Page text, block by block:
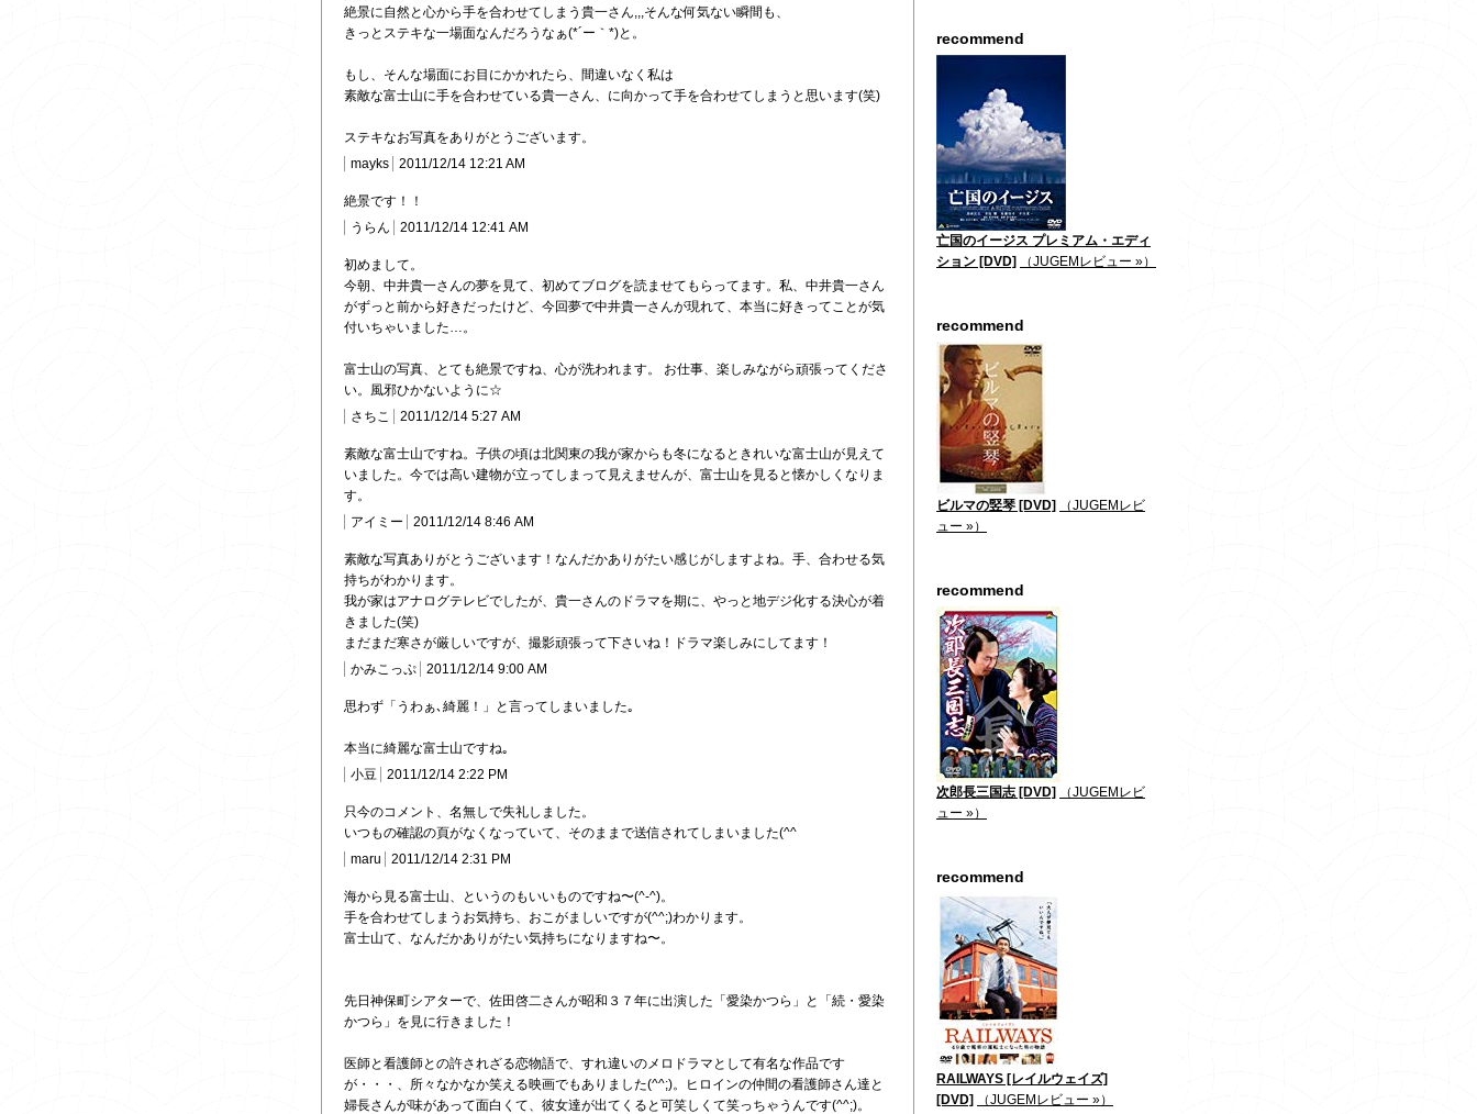
絶景に自然と心から手を合わせてしまう貴一さん,,,そんな何気ない瞬間も、
きっとステキな一場面なんだろうなぁ(*´ー｀*)と。
もし、そんな場面にお目にかかれたら、間違いなく私は
素敵な富士山に手を合わせている貴一さん、に向かって手を合わせてしまうと思います(笑)
ステキなお写真をありがとうございます。
mayks
2011/12/14 12:21 AM
絶景です！！
うらん
2011/12/14 12:41 AM
初めまして。
今朝、中井貴一さんの夢を見て、初めてブログを読ませてもらってます。私、中井貴一さん
がずっと前から好きだったけど、今回夢で中井貴一さんが現れて、本当に好きってことが気
付いちゃいました…。
富士山の写真、とても絶景ですね、心が洗われます。 お仕事、楽しみながら頑張ってくださ
い。風邪ひかないように☆
さちこ
2011/12/14 5:27 AM
素敵な富士山ですね。子供の頃は北関東の我が家からも冬になるときれいな富士山が見えて
いました。今では高い建物が立ってしまって見えませんが、富士山を見ると懐かしくなりま
す。
アイミー
2011/12/14 8:46 AM
素敵な写真ありがとうございます！なんだかありがたい感じがしますよね。手、合わせる気
持ちがわかります。
我が家はアナログテレビでしたが、貴一さんのドラマを期に、やっと地デジ化する決心が着
きました(笑)
まだまだ寒さが厳しいですが、撮影頑張って下さいね！ドラマ楽しみにしてます！
かみこっぷ
2011/12/14 9:00 AM
思わず「うわぁ､綺麗！」と言ってしまいました｡
本当に綺麗な富士山ですね｡
小豆
2011/12/14 2:22 PM
只今のコメント、名無しで失礼しました。
いつもの確認の頁がなくなっていて、そのままで送信されてしまいました(^^ゞ
maru
2011/12/14 2:31 PM
海から見る富士山、というのもいいものですね〜(^-^)。
手を合わせてしまうお気持ち、おこがましいですが(^^;)わかります。
富士山て、なんだかありがたい気持ちになりますね〜。
先日神保町シアターで、佐田啓二さんが昭和３７年に出演した「愛染かつら」と「続・愛染
かつら」を見に行きました！
医師と看護師との許されざる恋物語で、すれ違いのメロドラマとして有名な作品です
が・・・、所々なかなか笑える映画でもありました(^^;)。ヒロインの仲間の看護師さん達と
婦長さんが味があって面白くて、彼女達が出てくると可笑しくて笑っちゃうんです(^^;)。
recommend
亡国のイージス プレミアム・エディ
ション [DVD]
（JUGEMレビュー »）
recommend
ビルマの竪琴 [DVD]
（JUGEMレビ
ュー »）
recommend
次郎長三国志 [DVD]
（JUGEMレビ
ュー »）
recommend
RAILWAYS [レイルウェイズ]
[DVD]
（JUGEMレビュー »）